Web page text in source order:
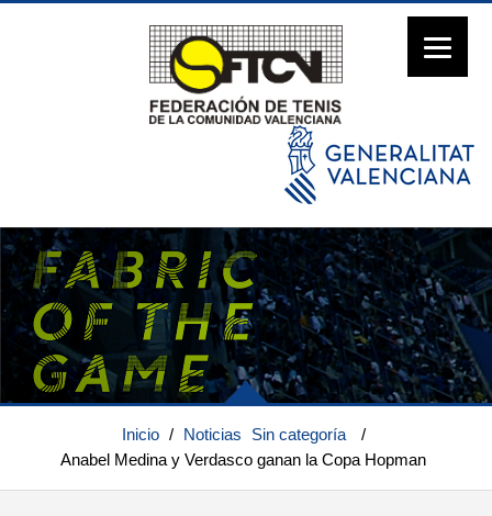
Inicio / Noticias Sin categoría
/
Anabel Medina y Verdasco ganan la Copa Hopman